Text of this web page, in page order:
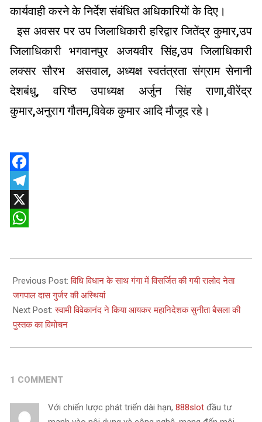
कार्यवाही करने के निर्देश संबंधित अधिकारियों के दिए।
इस अवसर पर उप जिलाधिकारी हरिद्वार जितेंद्र कुमार,उप
जिलाधिकारी भगवानपुर अजयवीर सिंह,उप जिलाधिकारी
लक्सर सौरभ असवाल, अध्यक्ष स्वतंत्रता संग्राम सेनानी
देशबंधु, वरिष्ठ उपाध्यक्ष अर्जुन सिंह राणा,वीरेंद्र
कुमार,अनुराग गौतम,विवेक कुमार आदि मौजूद रहे।
Facebook
Telegram
X
05-
29
Previous Post:विधि विधान के साथ गंगा में विसर्जित की गयी रालोद नेता
जगपाल दास गुर्जर की अस्थियां
Next Post:स्वामी विवेकानंद ने किया आयकर महानिदेशक सुनीता बैसला की
पुस्तक का विमोचन
1 COMMENT
Với chiến lược phát triển dài hạn, 888slot đầu tư